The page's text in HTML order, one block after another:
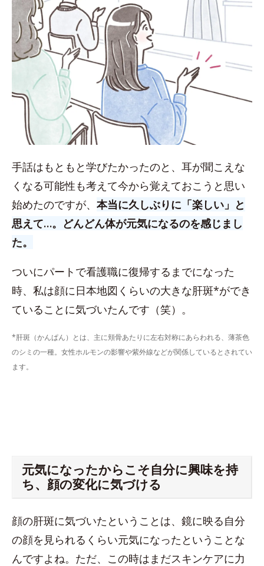
手話はもともと学びたかったのと、耳が聞こえな
くなる可能性も考えて今から覚えておこうと思い
始めたのですが、 本当に久しぶりに「楽しい」と
思えて…。どんどん体が元気になるのを感じまし
た。
ついにパートで看護職に復帰するまでになった
時、私は顔に日本地図くらいの大きな肝斑*ができ
ていることに気づいたんです（笑）。
*肝斑（かんぱん）とは、主に頬骨あたりに左右対称にあらわれる、薄茶色
のシミの一種。女性ホルモンの影響や紫外線などが関係しているとされてい
ます。
元気になったからこそ自分に興味を持
ち、顔の変化に気づける
顔の肝斑に気づいたということは、鏡に映る自分
の顔を見られるくらい元気になったということな
んですよね。ただ、この時はまだスキンケアに力